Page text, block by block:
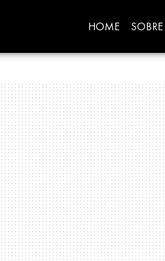
HOME